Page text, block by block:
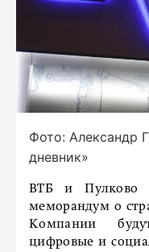
Фото: Александр
дневник»
ВТБ и Пулково
меморандум о
Компании
цифровые и